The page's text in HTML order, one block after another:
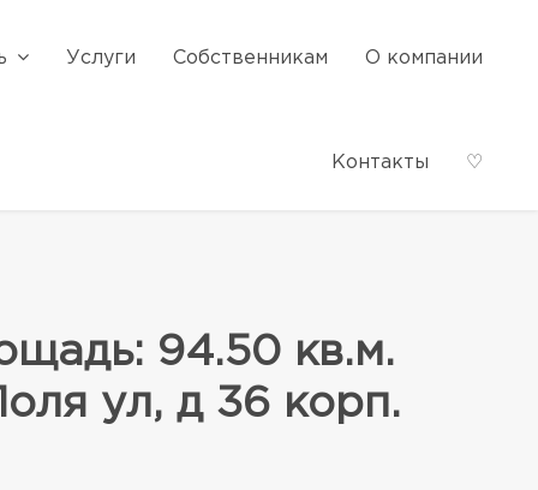
Услуги Собственникам О компании
Контакты ♡
94.50 кв.м.
ул, д 36 корп.